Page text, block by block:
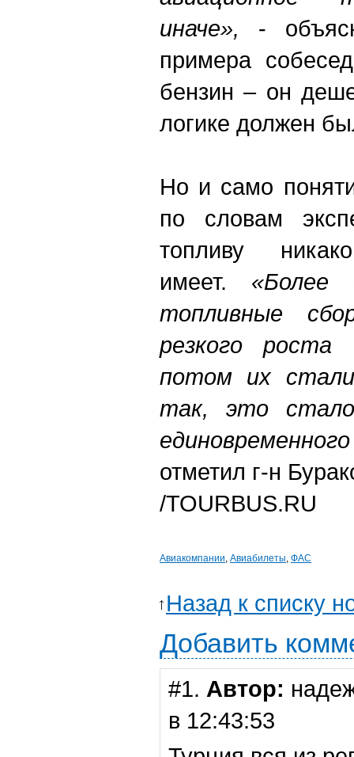
иначе», -
примера
бензин – он
логике должен
Но и само
по словам
топливу
имеет. «Более
топливные
резкого
потом их
так, это
отметил г-н
/TOURBUS.RU
Авиакомпании, Авиабилеты, ФАС
Назад к списку
Добавить
#1. Автор:
в 12:43:53